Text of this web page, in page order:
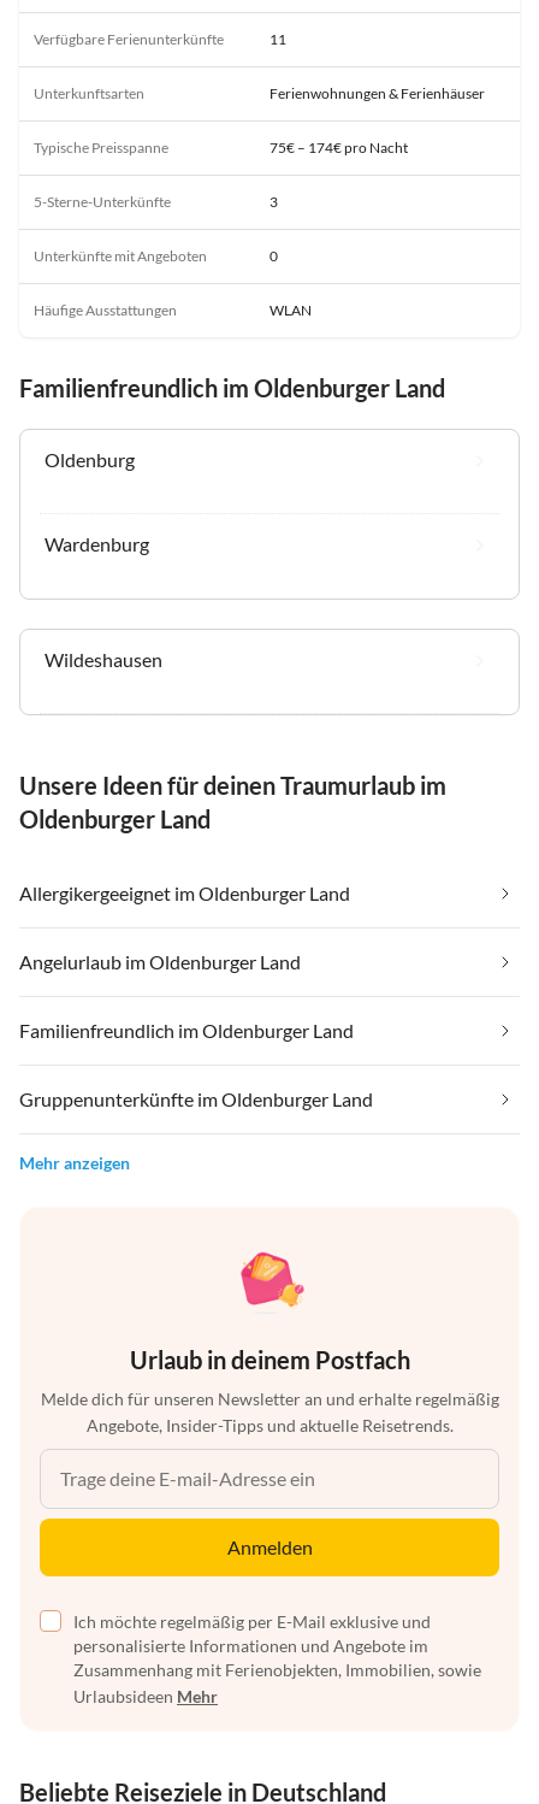
Verfügbare Ferienunterkünfte 11
Unterkunftsarten Ferienwohnungen & Ferienhäuser
Typische Preisspanne 75€ – 174€ pro Nacht
5-Sterne-Unterkünfte 3
Unterkünfte mit Angeboten 0
Häufige Ausstattungen WLAN
Familienfreundlich im Oldenburger Land
Oldenburg
Wardenburg
Wildeshausen
Unsere Ideen für deinen Traumurlaub im
Oldenburger Land
Allergikergeeignet im Oldenburger Land
Angelurlaub im Oldenburger Land
Familienfreundlich im Oldenburger Land
Gruppenunterkünfte im Oldenburger Land
Mehr anzeigen
Urlaub in deinem Postfach
Melde dich für unseren Newsletter an und erhalte regelmäßig
Angebote, Insider-Tipps und aktuelle Reisetrends.
Anmelden
Ich möchte regelmäßig per E-Mail exklusive und
personalisierte Informationen und Angebote im
Zusammenhang mit Ferienobjekten, Immobilien, sowie
Urlaubsideen Mehr
Beliebte Reiseziele in Deutschland